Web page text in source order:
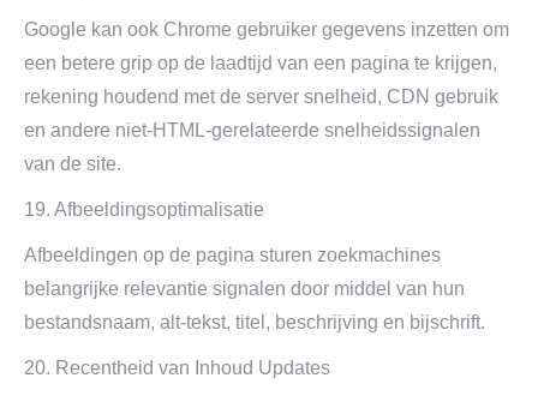
Google kan ook Chrome gebruiker gegevens inzetten om
een betere grip op de laadtijd van een pagina te krijgen,
rekening houdend met de server snelheid, CDN gebruik
en andere niet-HTML-gerelateerde snelheidssignalen
van de site.
19. Afbeeldingsoptimalisatie
Afbeeldingen op de pagina sturen zoekmachines
belangrijke relevantie signalen door middel van hun
bestandsnaam, alt-tekst, titel, beschrijving en bijschrift.
20. Recentheid van Inhoud Updates